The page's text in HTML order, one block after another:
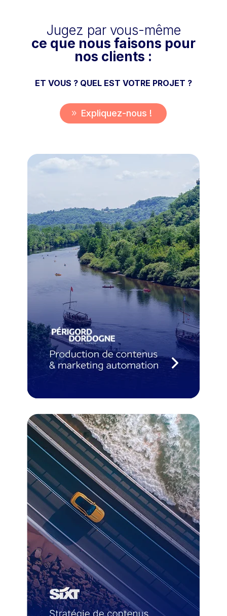
Jugez par vous-même
ce que nous faisons pour
nos clients :
ET VOUS ? QUEL EST VOTRE PROJET ?
Expliquez-nous !